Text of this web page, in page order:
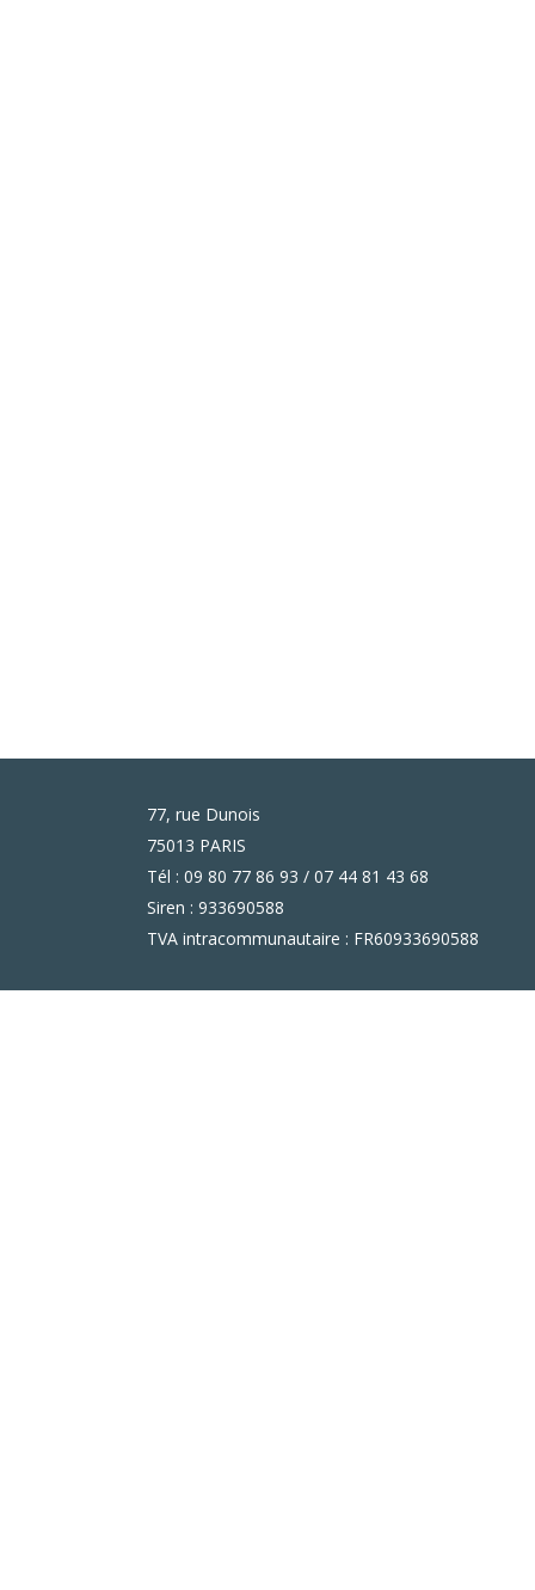
77, rue Dunois
75013 PARIS
Tél : 09 80 77 86 93 / 07 44 81 43 68
Siren : 933690588
TVA intracommunautaire : FR60933690588